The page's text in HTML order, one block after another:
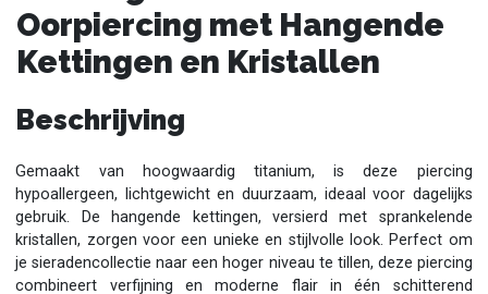
Oorpiercing met Hangende
Kettingen en Kristallen
Beschrijving
Gemaakt van hoogwaardig titanium, is deze piercing
hypoallergeen, lichtgewicht en duurzaam, ideaal voor dagelijks
gebruik. De hangende kettingen, versierd met sprankelende
kristallen, zorgen voor een unieke en stijlvolle look. Perfect om
je sieradencollectie naar een hoger niveau te tillen, deze piercing
combineert verfijning en moderne flair in één schitterend